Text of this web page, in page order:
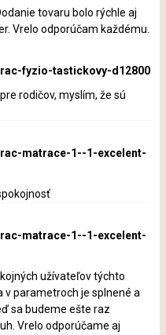
tovaru bolo rýchle aj
Vrelo odporúčam každému.
fyzio-tastickovy-d12800
rodičov, myslím, že sú
matrace-1--1-excelent-
matrace-1--1-excelent-
užívateľov týchto
v parametroch je splnené a
sa budeme ešte raz
Vrelo odporúčame aj